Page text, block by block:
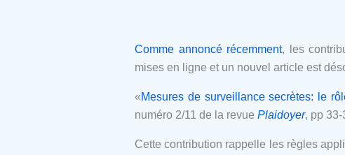
Comme annoncé récemment, les
mises en ligne et un nouvel article est
«Mesures de surveillance secrètes: le
numéro 2/11 de la revue Plaidoyer, pp 33-
Cette contribution rappelle les règles